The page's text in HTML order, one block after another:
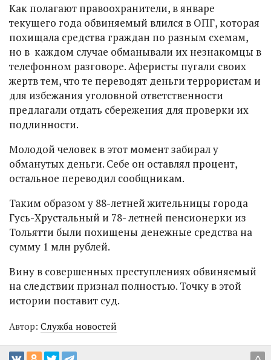
Как полагают правоохранители, в январе
текущего года обвиняемый влился в ОПГ, которая
похищала средства граждан по разным схемам,
но в каждом случае обманывали их незнакомцы в
телефонном разговоре. Аферисты пугали своих
жертв тем, что те переводят деньги террористам и
для избежания уголовной ответственности
предлагали отдать сбережения для проверки их
подлинности.
Молодой человек в этот момент забирал у
обманутых деньги. Себе он оставлял процент,
остальное переводил сообщникам.
Таким образом у 88-летней жительницы города
Гусь-Хрустальный и 78- летней пенсионерки из
Тольятти были похищены денежные средства на
сумму 1 млн рублей.
Вину в совершенных преступлениях обвиняемый
на следствии признал полностью. Точку в этой
истории поставит суд.
Автор: Служба новостей